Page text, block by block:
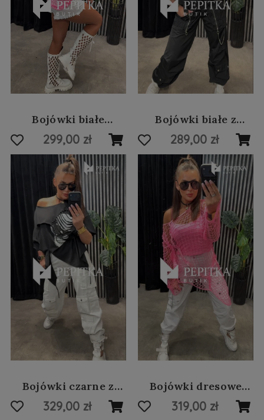
Bojówki białe
obsypane brokatem
#148
299,00 zł
Bojówki białe z
zamkami #146
289,00 zł
Bojówki czarne z
szarymi lampasami
#104
329,00 zł
Bojówki dresowe
śmietankowe z
jeansem #88
319,00 zł